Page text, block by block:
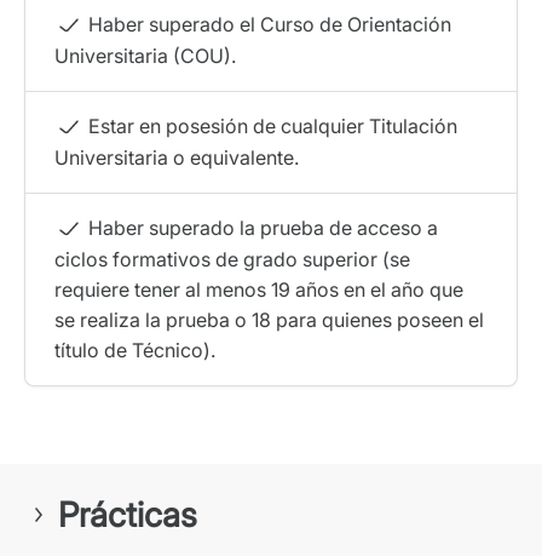
Haber superado el Curso de Orientación
Universitaria (COU).
Estar en posesión de cualquier Titulación
Universitaria o equivalente.
Haber superado la prueba de acceso a
ciclos formativos de grado superior (se
requiere tener al menos 19 años en el año que
se realiza la prueba o 18 para quienes poseen el
título de Técnico).
Prácticas